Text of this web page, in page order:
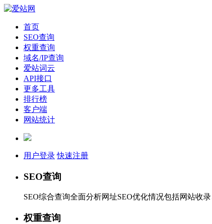
首页
SEO查询
权重查询
域名/IP查询
爱站词云
API接口
更多工具
排行榜
客户端
网站统计
用户登录 快速注册
SEO查询
SEO综合查询全面分析网址SEO优化情况包括网站收
权重查询